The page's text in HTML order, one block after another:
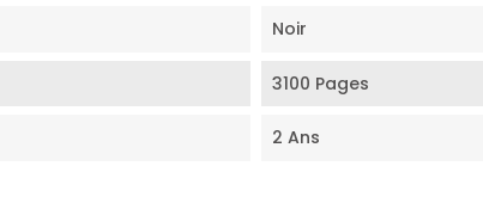
Noir
3100 Pages
2 Ans